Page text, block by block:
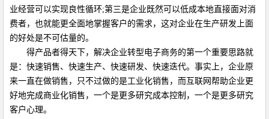
业经营可以实现良性循环;第三是企业既然可以低成本地直接面对消
费者，也就能更全面地掌握客户的需求，这对企业在生产研发上面
的好处是不可估量的。
得产品者得天下，解决企业转型电子商务的第一个重要思路就
是：快速销售、快速生产、快速研发、快速迭代。事实上，企业原
来一直在做销售，只不过做的是工业化销售，而互联网帮助企业更
好地完成商业化销售，一个是更多研究成本控制，一个是更多研究
客户心理。